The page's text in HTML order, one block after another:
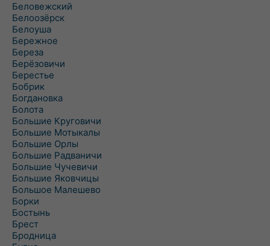
Беловежский
Белоозёрск
Белоуша
Бережное
Береза
Берёзовичи
Берестье
Бобрик
Богдановка
Болота
Большие Круговичи
Большие Мотыкалы
Большие Орлы
Большие Радваничи
Большие Чучевичи
Большие Яковчицы
Большое Малешево
Борки
Бостынь
Брест
Бродница